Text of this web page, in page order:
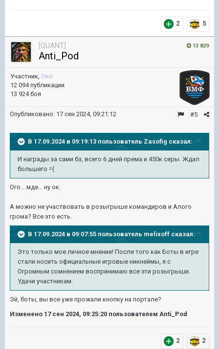
2 5
13 829
[QUANT]
Anti_Pod
Участник, Око
12 094 публикации
13 924 боя
#5
Опубликовано: 17 сен 2024, 09:21:12
В 17.09.2024 в 09:19:13 пользователь Zasofig сказал:
И награды за сами бз, всего 6 дней према и 450к серы. Ждал
большего =(
Ого… мде… ну ок.
А можно не участвовать в розыгрыше командиров и Алого
грома? Все это есть.
В 17.09.2024 в 09:07:55 пользователь melixoff сказал:
Это только мое личное мнение! После того как Боты в игре
стали носить официальные игровые никнеймы, я с
Огромным сомнением воспринимаю все эти розыгрыши.
Удачи участникам.
Эй, боты, вы все уже прожали кнопку на портале?
Изменено 17 сен 2024, 09:25:20 пользователем Anti_Pod
2 2